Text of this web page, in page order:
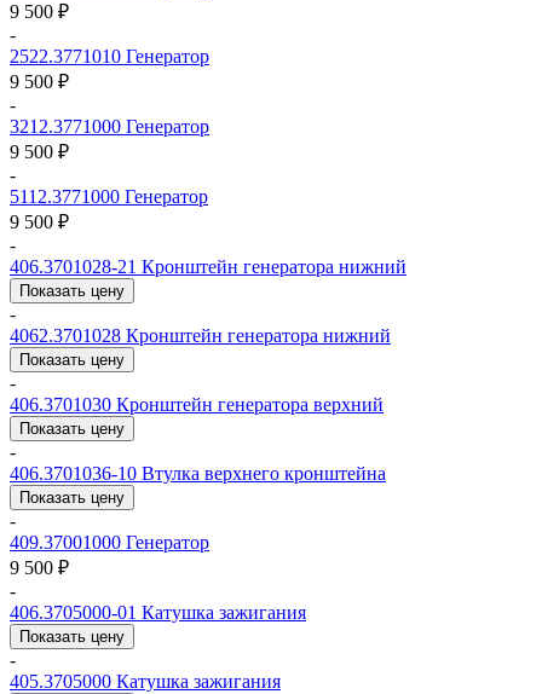
9 500 ₽
-
2522.3771010 Генератор
9 500 ₽
-
3212.3771000 Генератор
9 500 ₽
-
5112.3771000 Генератор
9 500 ₽
-
406.3701028-21 Кронштейн генератора нижний
Показать цену
-
4062.3701028 Кронштейн генератора нижний
Показать цену
-
406.3701030 Кронштейн генератора верхний
Показать цену
-
406.3701036-10 Втулка верхнего кронштейна
Показать цену
-
409.37001000 Генератор
9 500 ₽
-
406.3705000-01 Катушка зажигания
Показать цену
-
405.3705000 Катушка зажигания